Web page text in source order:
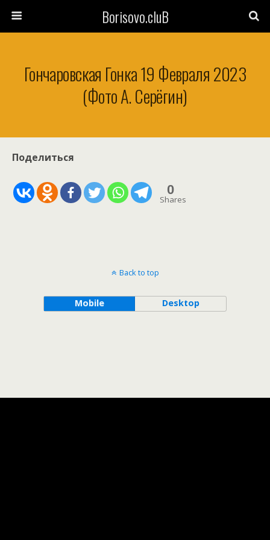
Borisovo.cluB
Гончаровская Гонка 19 Февраля 2023
(Фото А. Серёгин)
Поделиться
0
Shares
Back to top
Mobile Desktop